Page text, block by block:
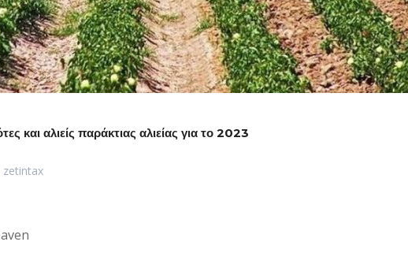
και αλιείς παράκτιας αλιείας για το 2023
zetintax